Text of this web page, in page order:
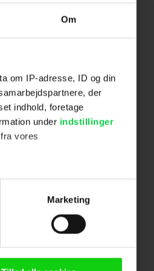
Om
om IP-adresse, ID og din
der
indhold, foretage
under indstillinger
vores
browser til statistik og
Marketing